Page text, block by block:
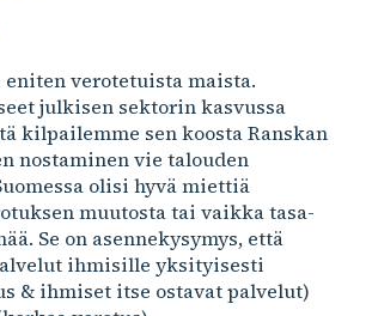
eniten verotetuista maista.
julkisen sektorin kasvussa
kilpailemme sen koosta Ranskan
nostaminen vie talouden
olisi hyvä miettiä
muutosta tai vaikka tasa-
Se on asennekysymys, että
ihmisille yksityisesti
& ihmiset itse ostavat palvelut)